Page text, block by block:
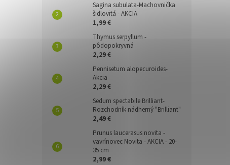
Sagina subulata-Machovnička
šidlovitá - AKCIA
1,99 €
Thymus serpyllum -
pôdopokryvná
2,29 €
Pennisetum alopecuroides-
Akcia
2,29 €
Sedum spectabile Brilliant-
Rozchodník nádherný "Brilliant"
2,49 €
Prunus laucerasus novita -
vavrínovec Novita - AKCIA - 20-
35 cm
2,99 €